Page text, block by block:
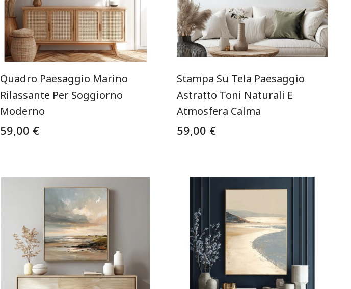
Quadro Paesaggio Marino
Rilassante Per Soggiorno
Moderno
59,00 €
Stampa Su Tela Paesaggio
Astratto Toni Naturali E
Atmosfera Calma
59,00 €